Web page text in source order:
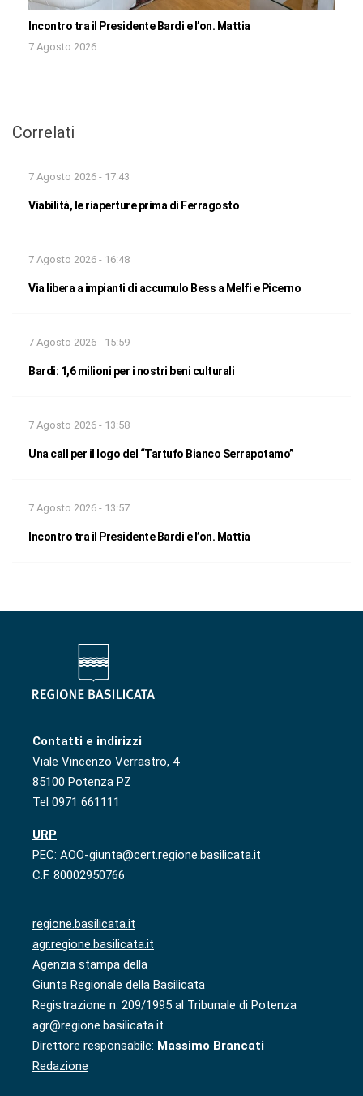
Incontro tra il Presidente Bardi e l’on. Mattia
7 Agosto 2026
Correlati
7 Agosto 2026 - 17:43
Viabilità, le riaperture prima di Ferragosto
7 Agosto 2026 - 16:48
Via libera a impianti di accumulo Bess a Melfi e Picerno
7 Agosto 2026 - 15:59
Bardi: 1,6 milioni per i nostri beni culturali
7 Agosto 2026 - 13:58
Una call per il logo del “Tartufo Bianco Serrapotamo”
7 Agosto 2026 - 13:57
Incontro tra il Presidente Bardi e l’on. Mattia
Contatti e indirizzi
Viale Vincenzo Verrastro, 4
85100 Potenza PZ
Tel 0971 661111
URP
PEC: AOO-giunta@cert.regione.basilicata.it
C.F. 80002950766
regione.basilicata.it
agr.regione.basilicata.it
Agenzia stampa della
Giunta Regionale della Basilicata
Registrazione n. 209/1995 al Tribunale di Potenza
agr@regione.basilicata.it
Direttore responsabile: Massimo Brancati
Redazione